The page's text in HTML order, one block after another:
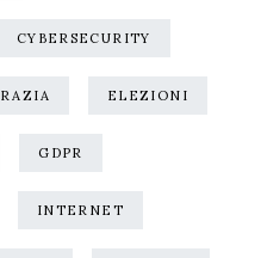
CYBERSECURITY
ELEZIONI
GDPR
INTERNET